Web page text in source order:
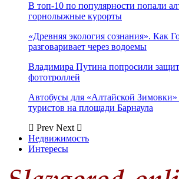
В топ-10 по популярности попали
горнолыжные курорты
«Древняя экология сознания». Как
разговаривает через водоемы
Владимира Путина попросили
фототроллей
Автобусы для «Алтайской Зимовки»
туристов на площади Барнаула
Prev Next
Недвижимость
Интересы